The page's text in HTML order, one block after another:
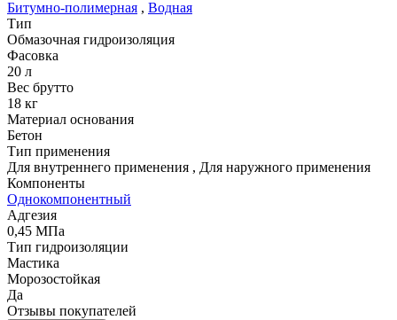
Битумно-полимерная , Водная
Тип
Обмазочная гидроизоляция
Фасовка
20 л
Вес брутто
18 кг
Материал основания
Бетон
Тип применения
Для внутреннего применения , Для наружного применения
Компоненты
Однокомпонентный
Адгезия
0,45 МПа
Тип гидроизоляции
Мастика
Морозостойкая
Да
Отзывы покупателей